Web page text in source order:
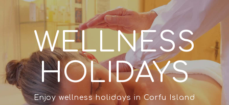
WELLNESS
HOLIDAYS
Enjoy wellness holidays in Corfu Island